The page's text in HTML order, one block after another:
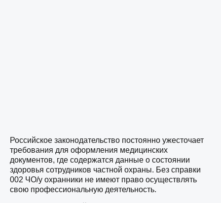
Российское законодательство постоянно ужесточает
требования для оформления медицинских
документов, где содержатся данные о состоянии
здоровья сотрудников частной охраны. Без справки
002 ЧО/у охранники не имеют право осуществлять
свою профессиональную деятельность.